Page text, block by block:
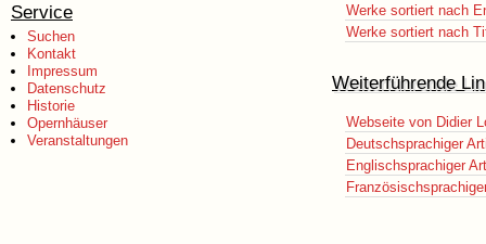
Service
Suchen
Kontakt
Impressum
Datenschutz
Historie
Opernhäuser
Veranstaltungen
Werke sortiert nach
Werke sortiert nach
Weiterführende
Webseite von Didier
Deutschsprachiger
Englischsprachiger